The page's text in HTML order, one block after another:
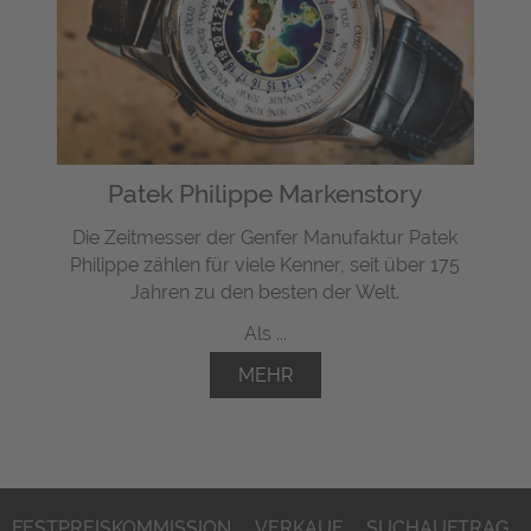
Patek Philippe Markenstory
Die Zeitmesser der Genfer Manufaktur Patek
Philippe zählen für viele Kenner, seit über 175
Jahren zu den besten der Welt.
Als ...
MEHR